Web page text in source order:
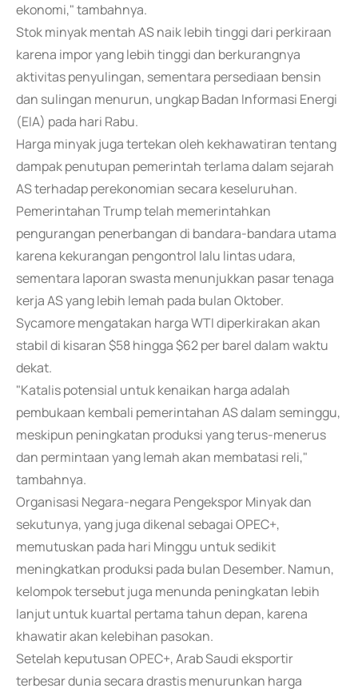
ekonomi," tambahnya.
Stok minyak mentah AS naik lebih tinggi dari perkiraan
karena impor yang lebih tinggi dan berkurangnya
aktivitas penyulingan, sementara persediaan bensin
dan sulingan menurun, ungkap Badan Informasi Energi
(EIA) pada hari Rabu.
Harga minyak juga tertekan oleh kekhawatiran tentang
dampak penutupan pemerintah terlama dalam sejarah
AS terhadap perekonomian secara keseluruhan.
Pemerintahan Trump telah memerintahkan
pengurangan penerbangan di bandara-bandara utama
karena kekurangan pengontrol lalu lintas udara,
sementara laporan swasta menunjukkan pasar tenaga
kerja AS yang lebih lemah pada bulan Oktober.
Sycamore mengatakan harga WTI diperkirakan akan
stabil di kisaran $58 hingga $62 per barel dalam waktu
dekat.
"Katalis potensial untuk kenaikan harga adalah
pembukaan kembali pemerintahan AS dalam seminggu,
meskipun peningkatan produksi yang terus-menerus
dan permintaan yang lemah akan membatasi reli,"
tambahnya.
Organisasi Negara-negara Pengekspor Minyak dan
sekutunya, yang juga dikenal sebagai OPEC+,
memutuskan pada hari Minggu untuk sedikit
meningkatkan produksi pada bulan Desember. Namun,
kelompok tersebut juga menunda peningkatan lebih
lanjut untuk kuartal pertama tahun depan, karena
khawatir akan kelebihan pasokan.
Setelah keputusan OPEC+, Arab Saudi eksportir
terbesar dunia secara drastis menurunkan harga